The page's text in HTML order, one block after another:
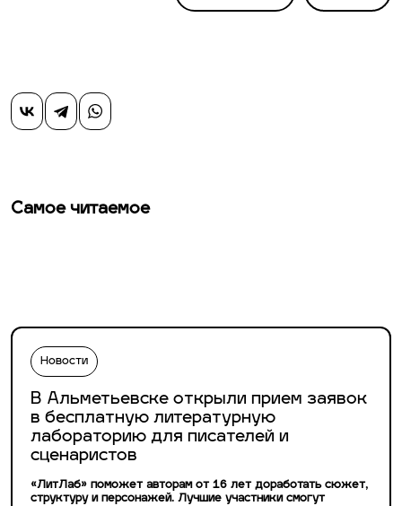
Самое читаемое
Новости
В Альметьевске открыли прием заявок
в бесплатную литературную
лабораторию для писателей и
сценаристов
«ЛитЛаб» поможет авторам от 16 лет доработать сюжет,
структуру и персонажей. Лучшие участники смогут